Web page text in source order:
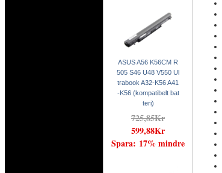
ASUS A56 K56CM R
505 S46 U48 V550 Ul
trabook A32-K56 A41
-K56 (kompatibelt bat
teri)
725,85Kr
599,88Kr
Spara: 17% mindre